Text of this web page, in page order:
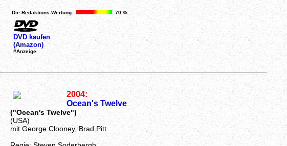
Die Redaktions-Wertung: 70 %
DVD kaufen
(Amazon)
#Anzeige
2004:
Ocean's Twelve
("Ocean's Twelve")
(USA)
mit George Clooney, Brad Pitt